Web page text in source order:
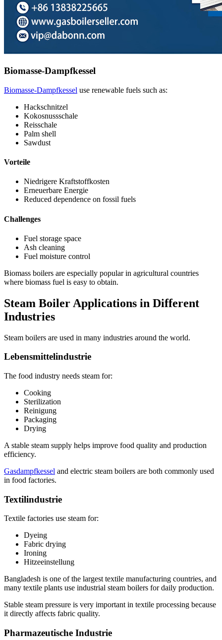
Biomasse-Dampfkessel
Biomasse-Dampfkessel use renewable fuels such as:
Hackschnitzel
Kokosnussschale
Reisschale
Palm shell
Sawdust
Vorteile
Niedrigere Kraftstoffkosten
Erneuerbare Energie
Reduced dependence on fossil fuels
Challenges
Fuel storage space
Ash cleaning
Fuel moisture control
Biomass boilers are especially popular in agricultural countries
where biomass fuel is easy to obtain.
Steam Boiler Applications in Different
Industries
Steam boilers are used in many industries around the world.
Lebensmittelindustrie
The food industry needs steam for:
Cooking
Sterilization
Reinigung
Packaging
Drying
A stable steam supply helps improve food quality and production
efficiency.
Gasdampfkessel and electric steam boilers are both commonly used
in food factories.
Textilindustrie
Textile factories use steam for:
Dyeing
Fabric drying
Ironing
Hitzeeinstellung
Bangladesh is one of the largest textile manufacturing countries, and
many textile plants use industrial steam boilers for daily production.
Stable steam pressure is very important in textile processing because
it directly affects fabric quality.
Pharmazeutische Industrie